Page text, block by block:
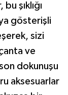
şıklığı
gösterişli
sizi
ve
dokunuşu
aksesuarlar